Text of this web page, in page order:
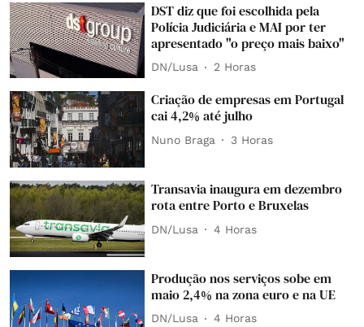
DST diz que foi escolhida pela
Polícia Judiciária e MAI por ter
apresentado "o preço mais baixo"
DN/Lusa 2 Horas
Criação de empresas em Portugal
cai 4,2% até julho
Nuno Braga 3 Horas
Transavia inaugura em dezembro
rota entre Porto e Bruxelas
DN/Lusa 4 Horas
Produção nos serviços sobe em
maio 2,4% na zona euro e na UE
DN/Lusa 4 Horas